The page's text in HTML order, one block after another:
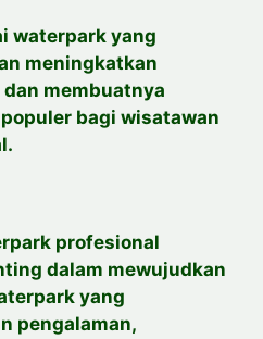
waterpark yang
meningkatkan
membuatnya
bagi wisatawan
profesional
dalam mewujudkan
yang
pengalaman,